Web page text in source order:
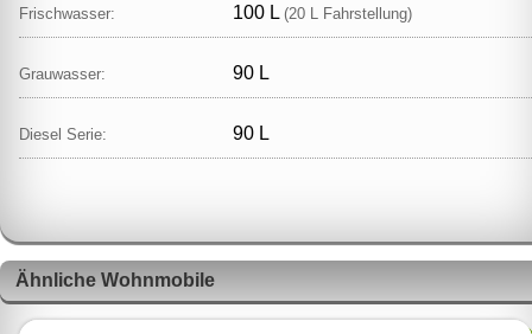
Frischwasser: 100 L (20 L Fahrstellung)
Grauwasser: 90 L
Diesel Serie: 90 L
Ähnliche Wohnmobile